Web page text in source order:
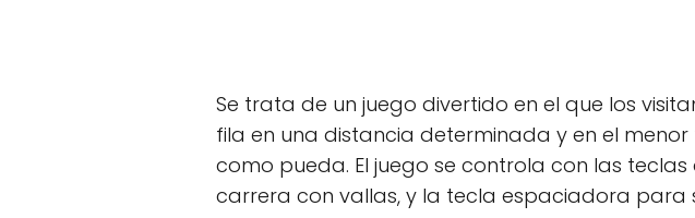
Se trata de un juego divertido en el que los
fila en una distancia determinada y en el
como pueda. El juego se controla con las
carrera con vallas, y la tecla espaciadora para